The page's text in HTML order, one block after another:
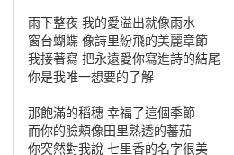
雨下整夜 我的愛溢出就像雨水
窗台蝴蝶 像詩里紛飛的美麗章節
我接著寫 把永遠愛你寫進詩的結尾
你是我唯一想要的了解
那飽滿的稻穗 幸福了這個季節
而你的臉頰像田里熟透的蕃茄
你突然對我說 七里香的名字很美